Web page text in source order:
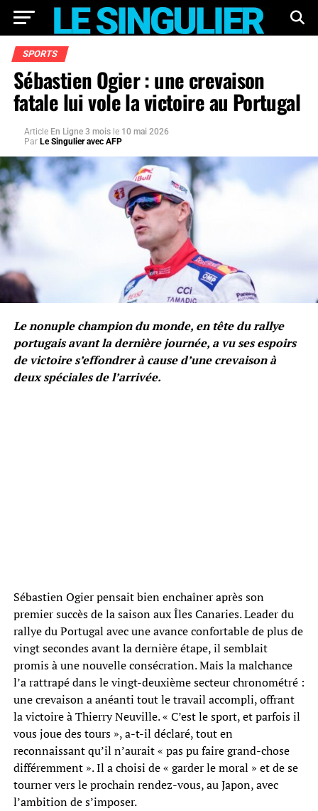
SPORTS
Sébastien Ogier : une crevaison
fatale lui vole la victoire au Portugal
Article En Ligne 3 mois le 10 mai 2026
Par Le Singulier avec AFP
Le nonuple champion du monde, en tête du rallye
portugais avant la dernière journée, a vu ses espoirs
de victoire s’effondrer à cause d’une crevaison à
deux spéciales de l’arrivée.
Sébastien Ogier pensait bien enchaîner après son
premier succès de la saison aux Îles Canaries. Leader du
rallye du Portugal avec une avance confortable de plus de
vingt secondes avant la dernière étape, il semblait
promis à une nouvelle consécration. Mais la malchance
l’a rattrapé dans le vingt-deuxième secteur chronométré :
une crevaison a anéanti tout le travail accompli, offrant
la victoire à Thierry Neuville. « C’est le sport, et parfois il
vous joue des tours », a-t-il déclaré, tout en
reconnaissant qu’il n’aurait « pas pu faire grand-chose
différemment ». Il a choisi de « garder le moral » et de se
tourner vers le prochain rendez-vous, au Japon, avec
l’ambition de s’imposer.